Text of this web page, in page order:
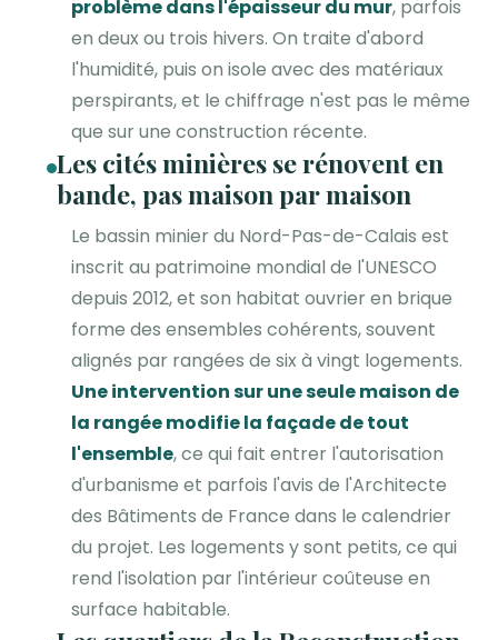
problème dans l'épaisseur du mur, parfois
en deux ou trois hivers. On traite d'abord
l'humidité, puis on isole avec des matériaux
perspirants, et le chiffrage n'est pas le même
que sur une construction récente.
Les cités minières se rénovent en
bande, pas maison par maison
Le bassin minier du Nord-Pas-de-Calais est
inscrit au patrimoine mondial de l'UNESCO
depuis 2012, et son habitat ouvrier en brique
forme des ensembles cohérents, souvent
alignés par rangées de six à vingt logements.
Une intervention sur une seule maison de
la rangée modifie la façade de tout
l'ensemble, ce qui fait entrer l'autorisation
d'urbanisme et parfois l'avis de l'Architecte
des Bâtiments de France dans le calendrier
du projet. Les logements y sont petits, ce qui
rend l'isolation par l'intérieur coûteuse en
surface habitable.